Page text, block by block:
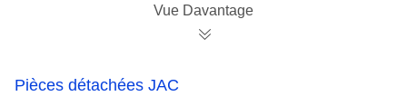
Vue Davantage
Pièces détachées JAC